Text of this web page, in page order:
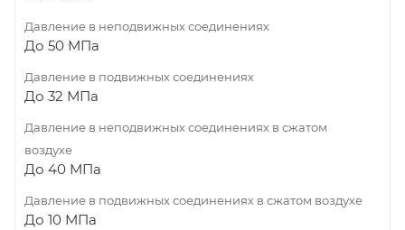
Давление в неподвижных соединениях
До 50 МПа
Давление в подвижных соединениях
До 32 МПа
Давление в неподвижных соединениях в сжатом
воздухе
До 40 МПа
Давление в подвижных соединениях в сжатом воздухе
До 10 МПа